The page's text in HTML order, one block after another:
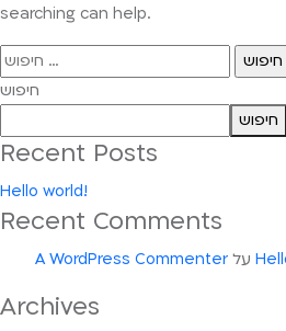
searching can help.
חיפוש:
חיפוש
חיפוש
Recent Posts
Hello world!
Recent Comments
A WordPress Commenter
Archives